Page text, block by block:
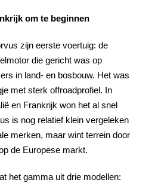
om te beginnen
zijn eerste voertuig: de
die gericht was op
in land- en bosbouw. Het was
met sterk offroadprofiel. In
en Frankrijk won het al snel
is nog relatief klein vergeleken
merken, maar wint terrein door
de Europese markt.
het gamma uit drie modellen: